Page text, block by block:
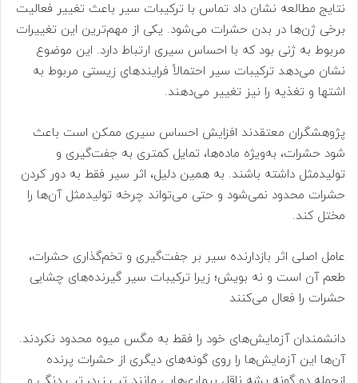
نتایج مطالعه نشان داد تماس با ترکیبات سیر باعث تغییر فعالیت
برخی ژن‌ها در بدن حشرات می‌شود. یکی از مهم‌ترین این تغییرات
مربوط به ژنی بود که با احساس سیری ارتباط دارد. این موضوع
نشان می‌دهد ترکیبات سیر احتمالاً فرایندهای زیستی مربوط به
اشتها و تغذیه را نیز تغییر می‌دهند.
پژوهشگران معتقدند افزایش احساس سیری ممکن است باعث
شود حشرات، به‌ویژه ماده‌ها، تمایل کمتری به جفت‌گیری و
تولیدمثل داشته باشند. به همین دلیل، اثر سیر فقط به دور کردن
حشرات محدود نمی‌شود و حتی می‌تواند چرخه تولیدمثل آن‌ها را
مختل کند.
عامل اصلی اثر بازدارنده سیر بر جفت‌گیری و تخم‌گذاری حشرات،
طعم آن است و نه بویش؛ زیرا ترکیبات سیر گیرنده‌های چشایی
حشرات را فعال می‌کنند
دانشمندان آزمایش‌های خود را فقط به مگس میوه محدود نکردند.
آن‌ها این آزمایش‌ها را روی گونه‌های دیگری از حشرات پرنده